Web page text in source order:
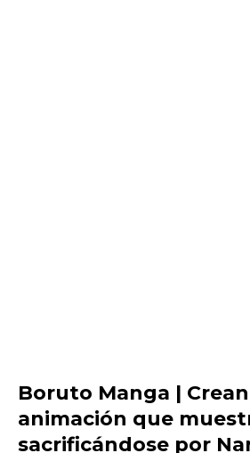
Boruto Manga |
animación que
sacrificándose por